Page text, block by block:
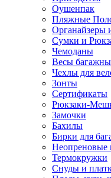
Оушенпак
Пляжные
Органайзеры
Сумки и
Чемоданы
Весы
Чехлы для
Зонты
Сертификаты
Рюкзаки-
Замочки
Бахилы
Бирки для
Неопреновые
Термокружки
Снуды и